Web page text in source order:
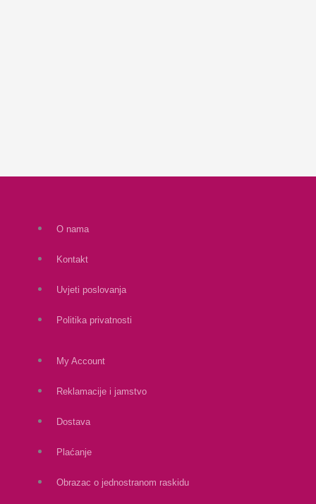
O nama
Kontakt
Uvjeti poslovanja
Politika privatnosti
My Account
Reklamacije i jamstvo
Dostava
Plaćanje
Obrazac o jednostranom raskidu